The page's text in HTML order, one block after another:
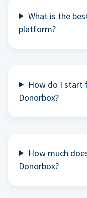
What is the
platform?
How do I start
Donorbox?
How much
Donorbox?